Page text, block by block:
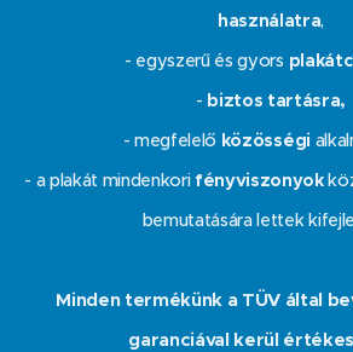
használatra,
- egyszerű és gyors
- biztos tartásra,
- megfelelő közösségi
- a plakát mindenkori fényviszonyok
bemutatására lettek
Minden termékünk a TÜV által
garanciával kerül